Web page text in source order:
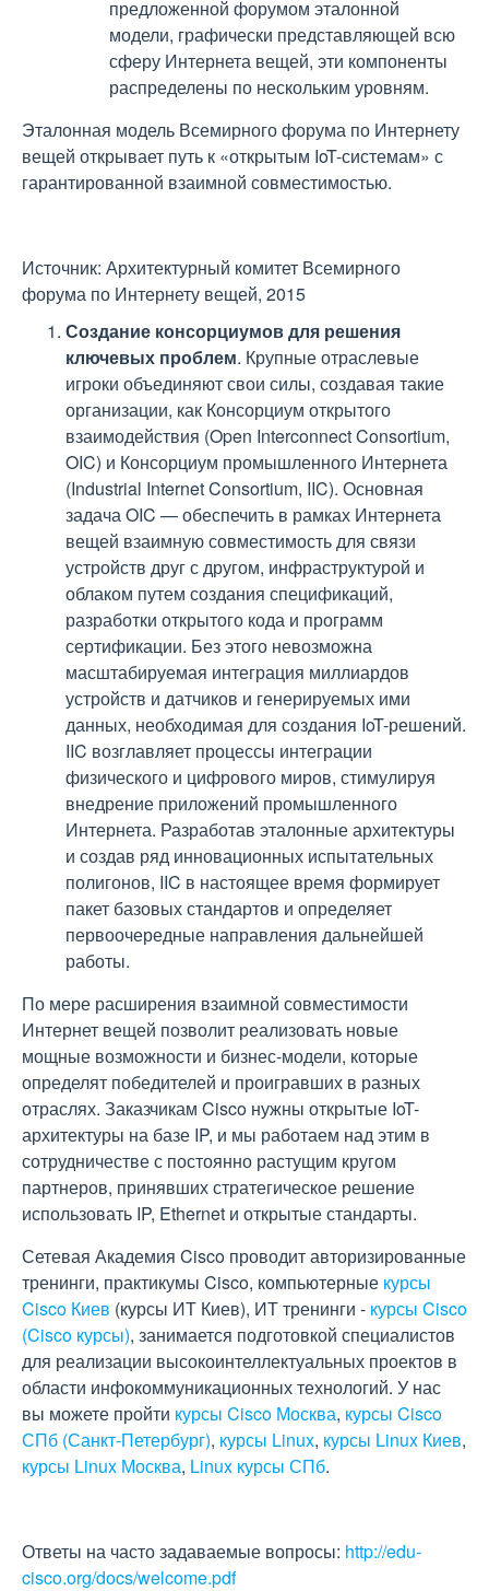
предложенной форумом эталонной
модели, графически представляющей всю
сферу Интернета вещей, эти компоненты
распределены по нескольким уровням.
Эталонная модель Всемирного форума по Интернету
вещей открывает путь к «открытым IoT-системам» с
гарантированной взаимной совместимостью.
Источник: Архитектурный комитет Всемирного
форума по Интернету вещей, 2015
Создание консорциумов для решения
ключевых проблем. Крупные отраслевые
игроки объединяют свои силы, создавая такие
организации, как Консорциум открытого
взаимодействия (Open Interconnect Consortium,
OIC) и Консорциум промышленного Интернета
(Industrial Internet Consortium, IIC). Основная
задача OIC — обеспечить в рамках Интернета
вещей взаимную совместимость для связи
устройств друг с другом, инфраструктурой и
облаком путем создания спецификаций,
разработки открытого кода и программ
сертификации. Без этого невозможна
масштабируемая интеграция миллиардов
устройств и датчиков и генерируемых ими
данных, необходимая для создания IoT-решений.
IIC возглавляет процессы интеграции
физического и цифрового миров, стимулируя
внедрение приложений промышленного
Интернета. Разработав эталонные архитектуры
и создав ряд инновационных испытательных
полигонов, IIC в настоящее время формирует
пакет базовых стандартов и определяет
первоочередные направления дальнейшей
работы.
По мере расширения взаимной совместимости
Интернет вещей позволит реализовать новые
мощные возможности и бизнес-модели, которые
определят победителей и проигравших в разных
отраслях. Заказчикам Cisco нужны открытые IoT-
архитектуры на базе IP, и мы работаем над этим в
сотрудничестве с постоянно растущим кругом
партнеров, принявших стратегическое решение
использовать IP, Ethernet и открытые стандарты.
Сетевая Академия Cisco проводит авторизированные
тренинги, практикумы Cisco, компьютерные курсы
Cisco Киев (курсы ИТ Киев), ИТ тренинги - курсы Cisco
(Cisco курсы), занимается подготовкой специалистов
для реализации высокоинтеллектуальных проектов в
области инфокоммуникационных технологий. У нас
вы можете пройти курсы Cisco Москва, курсы Cisco
СПб (Санкт-Петербург), курсы Linux, курсы Linux Киев,
курсы Linux Москва, Linux курсы СПб.
Ответы на часто задаваемые вопросы: http://edu-
cisco.org/docs/welcome.pdf